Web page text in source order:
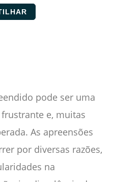
pode ser uma
e, muitas
As apreensões
por diversas razões,
na